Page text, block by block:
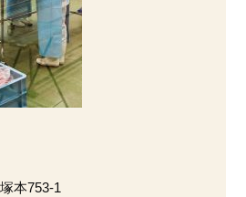
本753-1